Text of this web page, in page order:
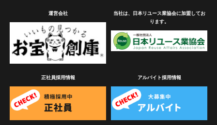
運営会社
当社は、日本リユース業協会に加盟してお
ります。
正社員採用情報 アルバイト採用情報